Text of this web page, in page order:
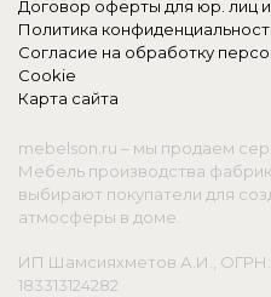
Договор оферты для юр. лиц
Политика
Согласие на обработку
Cookie
Карта сайта
mebelson.ru – мы продаем
Мебель производства
выбирают покупатели для
атмосферы в доме.
ИП Шамсияхметов А.И., ОГРН:
183313124282